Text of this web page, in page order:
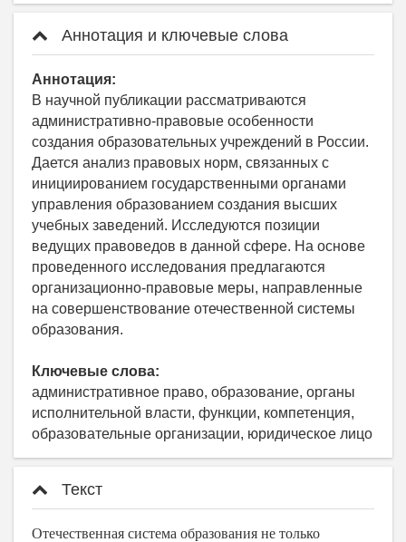
Аннотация и ключевые слова
Аннотация:
В научной публикации рассматриваются
административно-правовые особенности
создания образовательных учреждений в России.
Дается анализ правовых норм, связанных с
инициированием государственными органами
управления образованием создания высших
учебных заведений. Исследуются позиции
ведущих правоведов в данной сфере. На основе
проведенного исследования предлагаются
организационно-правовые меры, направленные
на совершенствование отечественной системы
образования.
Ключевые слова:
административное право, образование, органы
исполнительной власти, функции, компетенция,
образовательные организации, юридическое лицо
Текст
Отечественная система образования не только